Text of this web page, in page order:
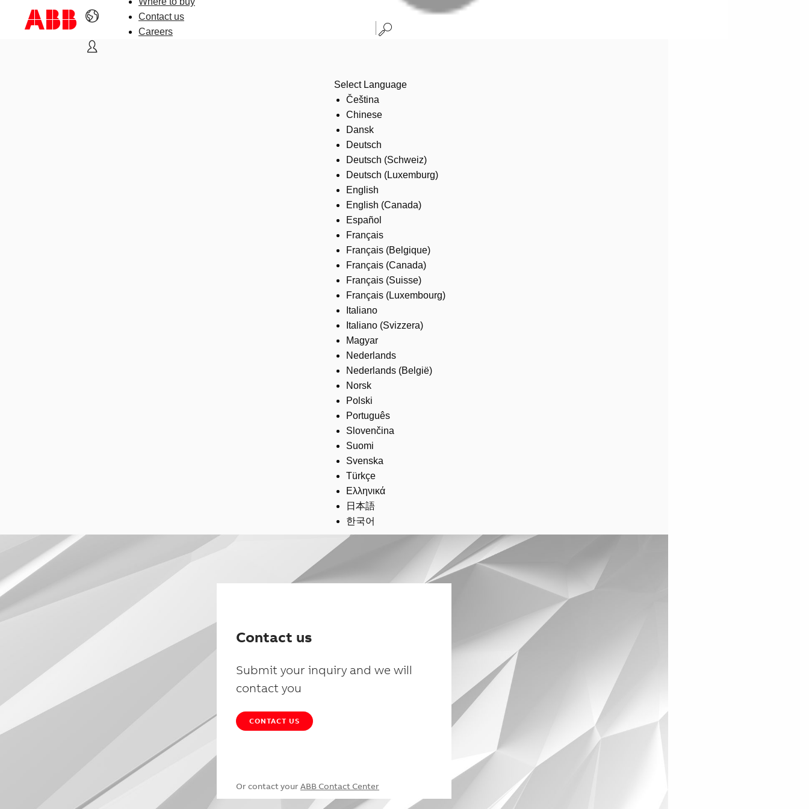
Contact us
Careers
Select Language
Čeština
Chinese
Dansk
Deutsch
Deutsch (Schweiz)
Deutsch (Luxemburg)
English
English (Canada)
Español
Français
Français (Belgique)
Français (Canada)
Français (Suisse)
Français (Luxembourg)
Italiano
Italiano (Svizzera)
Magyar
Nederlands
Nederlands (België)
Norsk
Polski
Português
Slovenčina
Suomi
Svenska
Türkçe
Ελληνικά
日本語
한국어
Contact us
Submit your inquiry and we will
contact you
CONTACT US
Or contact your ABB Contact Center